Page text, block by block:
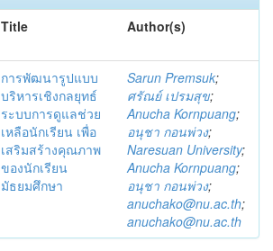
Title Author(s)
การพัฒนารูปแบบ
บริหารเชิงกลยุทธ์
ระบบการดูแลช่วย
เหลือนักเรียน เพื่อ
เสริมสร้างคุณภาพ
ของนักเรียน
มัธยมศึกษา
Sarun Premsuk;
ศรัณย์ เปรมสุข;
Anucha Kornpuang;
อนุชา กอนพ่วง;
Naresuan University;
Anucha Kornpuang;
อนุชา กอนพ่วง;
anuchako@nu.ac.th;
anuchako@nu.ac.th